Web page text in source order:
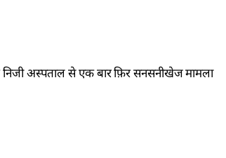
निजी अस्पताल से एक बार फ़िर सनसनीखेज मामला